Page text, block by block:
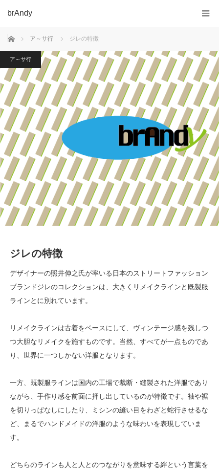
brAndy
ホーム ア～サ行 ジレの特徴
ア～サ行
ジレの特徴
デザイナーの照井伸之氏が率いる日本のストリートファッション
ブランドジレのコレクションは、大きくリメイクラインと既製服
ラインとに別れています。
リメイクラインは古着をベースにして、ヴィンテージ感を残しつ
つ大胆なリメイクを施すものです。当然、すべてが一点ものであ
り、世界に一つしかない洋服となります。
一方、既製服ラインは国内の工場で裁断・縫製された洋服であり
ながら、手作り感を前面に押し出しているのが特徴です。袖や裾
を切りっぱなしにしたり、ミシンの縫い目をわざと蛇行させるな
ど、まるでハンドメイドの洋服のような味わいを表現していま
す。
どちらのラインも人と人とのつながりを意味する絆という言葉を